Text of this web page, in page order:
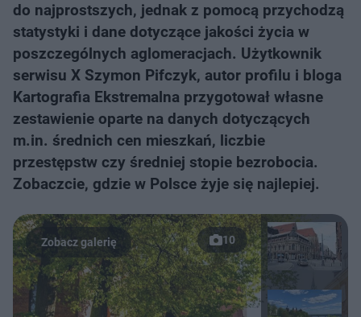
do najprostszych, jednak z pomocą przychodzą
statystyki i dane dotyczące jakości życia w
poszczególnych aglomeracjach. Użytkownik
serwisu X Szymon Pifczyk, autor profilu i bloga
Kartografia Ekstremalna przygotował własne
zestawienie oparte na danych dotyczących
m.in. średnich cen mieszkań, liczbie
przestępstw czy średniej stopie bezrobocia.
Zobaczcie, gdzie w Polsce żyje się najlepiej.
10